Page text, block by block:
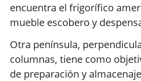
encuentra el frigorífico
mueble escobero y
Otra península,
columnas, tiene como
de preparación y